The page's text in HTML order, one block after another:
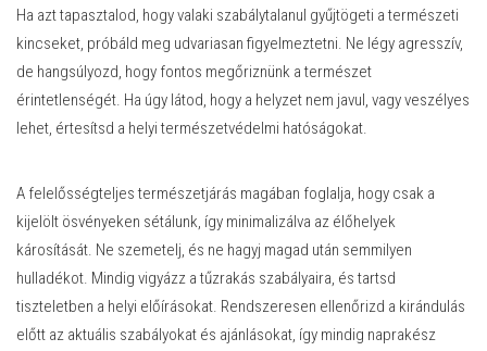
Ha azt tapasztalod, hogy valaki szabálytalanul gyűjtögeti a természeti
kincseket, próbáld meg udvariasan figyelmeztetni. Ne légy agresszív,
de hangsúlyozd, hogy fontos megőriznünk a természet
érintetlenségét. Ha úgy látod, hogy a helyzet nem javul, vagy veszélyes
lehet, értesítsd a helyi természetvédelmi hatóságokat.
A felelősségteljes természetjárás magában foglalja, hogy csak a
kijelölt ösvényeken sétálunk, így minimalizálva az élőhelyek
károsítását. Ne szemetelj, és ne hagyj magad után semmilyen
hulladékot. Mindig vigyázz a tűzrakás szabályaira, és tartsd
tiszteletben a helyi előírásokat. Rendszeresen ellenőrizd a kirándulás
előtt az aktuális szabályokat és ajánlásokat, így mindig naprakész